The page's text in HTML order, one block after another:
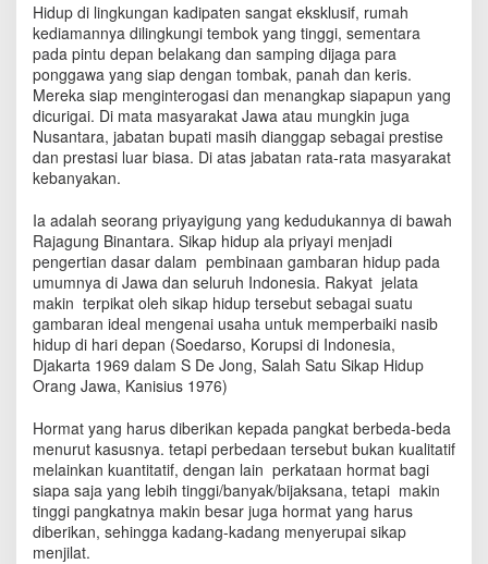
Hidup di lingkungan kadipaten sangat eksklusif, rumah
kediamannya dilingkungi tembok yang tinggi, sementara
pada pintu depan belakang dan samping dijaga para
ponggawa yang siap dengan tombak, panah dan keris.
Mereka siap menginterogasi dan menangkap siapapun yang
dicurigai. Di mata masyarakat Jawa atau mungkin juga
Nusantara, jabatan bupati masih dianggap sebagai prestise
dan prestasi luar biasa. Di atas jabatan rata-rata masyarakat
kebanyakan.
Ia adalah seorang priyayigung yang kedudukannya di bawah
Rajagung Binantara. Sikap hidup ala priyayi menjadi
pengertian dasar dalam pembinaan gambaran hidup pada
umumnya di Jawa dan seluruh Indonesia. Rakyat jelata
makin terpikat oleh sikap hidup tersebut sebagai suatu
gambaran ideal mengenai usaha untuk memperbaiki nasib
hidup di hari depan (Soedarso, Korupsi di Indonesia,
Djakarta 1969 dalam S De Jong, Salah Satu Sikap Hidup
Orang Jawa, Kanisius 1976)
Hormat yang harus diberikan kepada pangkat berbeda-beda
menurut kasusnya. tetapi perbedaan tersebut bukan kualitatif
melainkan kuantitatif, dengan lain perkataan hormat bagi
siapa saja yang lebih tinggi/banyak/bijaksana, tetapi makin
tinggi pangkatnya makin besar juga hormat yang harus
diberikan, sehingga kadang-kadang menyerupai sikap
menjilat.